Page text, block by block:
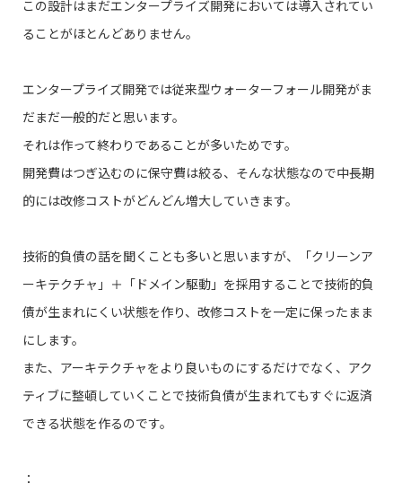
この設計はまだエンタープライズ開発においては導入されてい
ることがほとんどありません。
エンタープライズ開発では従来型ウォーターフォール開発がま
だまだ一般的だと思います。
それは作って終わりであることが多いためです。
開発費はつぎ込むのに保守費は絞る、そんな状態なので中長期
的には改修コストがどんどん増大していきます。
技術的負債の話を聞くことも多いと思いますが、「クリーンア
ーキテクチャ」＋「ドメイン駆動」を採用することで技術的負
債が生まれにくい状態を作り、改修コストを一定に保ったまま
にします。
また、アーキテクチャをより良いものにするだけでなく、アク
ティブに整頓していくことで技術負債が生まれてもすぐに返済
できる状態を作るのです。
：